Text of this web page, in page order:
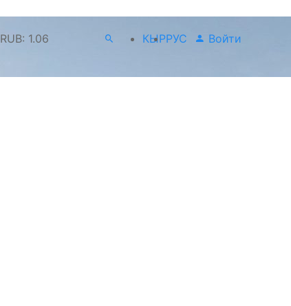
RUB: 1.06 КЫРРУС Войти